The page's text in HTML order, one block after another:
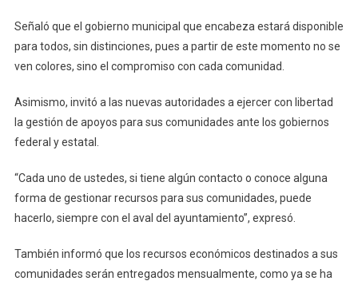
Señaló que el gobierno municipal que encabeza estará disponible
para todos, sin distinciones, pues a partir de este momento no se
ven colores, sino el compromiso con cada comunidad.
Asimismo, invitó a las nuevas autoridades a ejercer con libertad
la gestión de apoyos para sus comunidades ante los gobiernos
federal y estatal.
“Cada uno de ustedes, si tiene algún contacto o conoce alguna
forma de gestionar recursos para sus comunidades, puede
hacerlo, siempre con el aval del ayuntamiento”, expresó.
También informó que los recursos económicos destinados a sus
comunidades serán entregados mensualmente, como ya se ha